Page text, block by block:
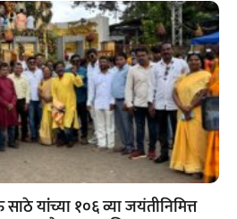
यांच्या १०६ व्या जयंतीनिमित्त